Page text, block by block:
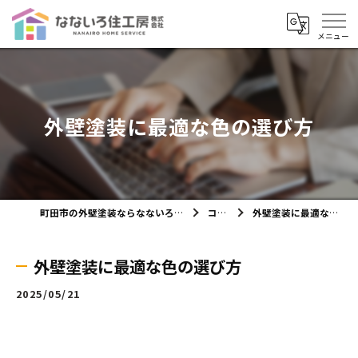
外壁塗装に最適な色の選び方
町田市の外壁塗装ならなないろ住工房株式会社 コラム 外壁塗装に最適な色の選び方
外壁塗装に最適な色の選び方
2025/05/21